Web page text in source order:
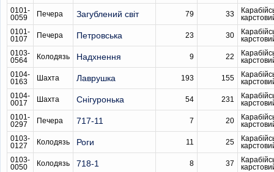
0101-
0059
Печера Загублений світ 79 33
0101-
0107
Печера Петровська 23 30
0103-
0564
Колодязь Надхнення 9 22
0104-
0163
Шахта Лаврушка 193 155
0104-
0017
Шахта Снігуронька 54 231
0101-
0297
Печера 717-11 7 20
0103-
0127
Колодязь Роги 11 25
0103-
0050
Колодязь 718-1 8 37